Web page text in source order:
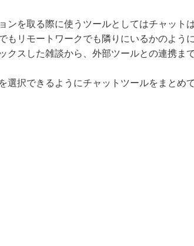
ンを取る際に使うツールとしてはチャットは
もリモートワークでも隣りにいるかのよう
クスした雑談から、外部ツールとの連携ま
選択できるようにチャットツールをまとめて